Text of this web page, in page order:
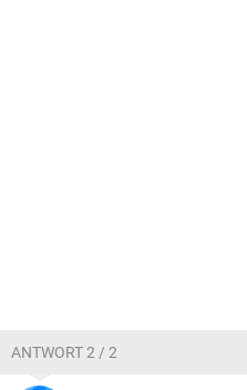
ANTWORT 2 / 2